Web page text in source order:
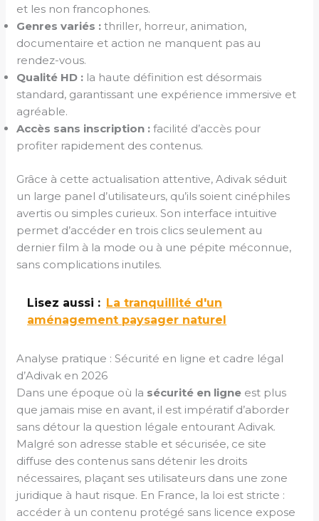
et les non francophones.
Genres variés : thriller, horreur, animation,
documentaire et action ne manquent pas au
rendez-vous.
Qualité HD : la haute définition est désormais
standard, garantissant une expérience immersive et
agréable.
Accès sans inscription : facilité d’accès pour
profiter rapidement des contenus.
Grâce à cette actualisation attentive, Adivak séduit
un large panel d’utilisateurs, qu’ils soient cinéphiles
avertis ou simples curieux. Son interface intuitive
permet d’accéder en trois clics seulement au
dernier film à la mode ou à une pépite méconnue,
sans complications inutiles.
Lisez aussi : La tranquillité d'un
aménagement paysager naturel
Analyse pratique : Sécurité en ligne et cadre légal
d’Adivak en 2026
Dans une époque où la sécurité en ligne est plus
que jamais mise en avant, il est impératif d’aborder
sans détour la question légale entourant Adivak.
Malgré son adresse stable et sécurisée, ce site
diffuse des contenus sans détenir les droits
nécessaires, plaçant ses utilisateurs dans une zone
juridique à haut risque. En France, la loi est stricte :
accéder à un contenu protégé sans licence expose